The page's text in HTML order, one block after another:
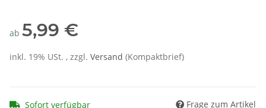
ab 5,99 €
inkl. 19% USt. , zzgl. Versand (Kompaktbrief)
Sofort verfügbar Frage zum Artikel